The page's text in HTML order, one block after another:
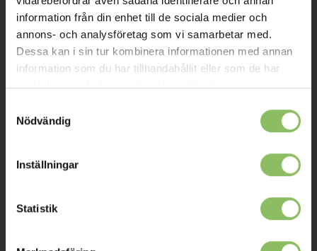
information från din enhet till de sociala medier och
annons- och analysföretag som vi samarbetar med.
Dessa kan i sin tur kombinera informationen med annan
information som du har tillhandahållit eller som de har
samlat in när du har använt deras tjänster.
Nödvändig
Inställningar
Statistik
Om oss
Kontakt
Mitt konto
Köpvillkor
Leverans
Reklamation